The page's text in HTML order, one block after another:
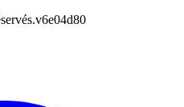
v6e04d80